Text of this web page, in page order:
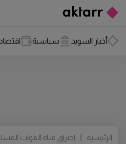
أخبار السويد سياسية اقتصاد
الرئيسية |
اختراق قناة القوات